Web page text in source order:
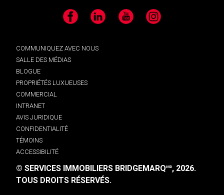
Facebook LinkedIn YouTube Instagram
COMMUNIQUEZ AVEC NOUS
SALLE DES MÉDIAS
BLOGUE
PROPRIÉTÉS LUXUEUSES
COMMERCIAL
INTRANET
AVIS JURIDIQUE
CONFIDENTIALITÉ
TÉMOINS
ACCESSIBILITÉ
© SERVICES IMMOBILIERS BRIDGEMARQMD, 2026.
TOUS DROITS RÉSERVÉS.